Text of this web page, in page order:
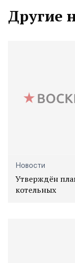
Другие
Новости
Утверждён
котельных